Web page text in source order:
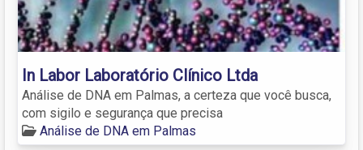
In Labor Laboratório Clínico Ltda
Análise de DNA em Palmas, a certeza que você busca,
com sigilo e segurança que precisa
Análise de DNA em Palmas